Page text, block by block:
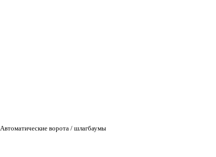
Автоматические ворота / шлагбаумы